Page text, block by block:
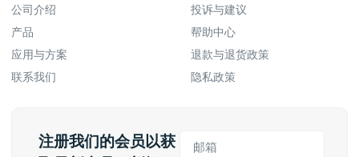
公司介绍
产品
应用与方案
联系我们
投诉与建议
帮助中心
退款与退货政策
隐私政策
注册我们的会员以获